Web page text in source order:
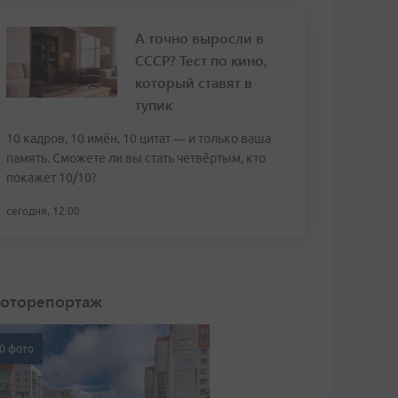
А точно выросли в
СССР? Тест по кино,
который ставят в
тупик
10 кадров, 10 имён, 10 цитат — и только ваша
память. Сможете ли вы стать четвёртым, кто
покажет 10/10?
сегодня, 12:00
фото